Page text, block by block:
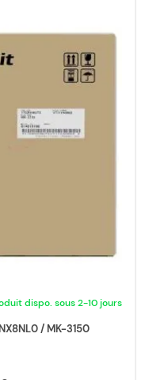
dispo. sous 2-10 jours
/ MK-3150